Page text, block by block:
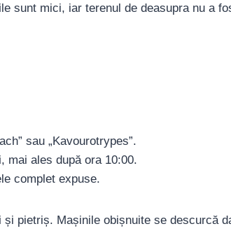
sunt mici, iar terenul de deasupra nu a
sau „Kavourotrypes”.
mai ales după ora 10:00.
complet expuse.
pietriș. Mașinile obișnuite se descurcă